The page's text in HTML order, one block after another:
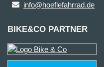
info@hoeflefahrrad.de
BIKE&CO PARTNER